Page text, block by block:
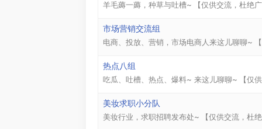
羊毛薅一薅，种草与吐槽~ 【仅供交流，杜绝
市场营销交流组
电商、投放、营销，市场电商人来这儿聊聊~
热点八组
吃瓜、吐槽、热点、爆料~ 来这儿聊聊~ 【仅
美妆求职小分队
美妆行业，求职招聘发布处~ 【仅供交流，杜